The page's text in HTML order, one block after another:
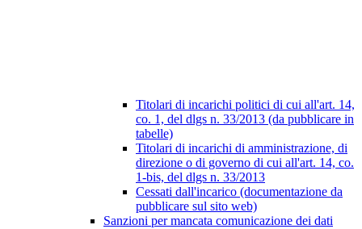
Titolari di incarichi politici di cui all'art. 14,
co. 1, del dlgs n. 33/2013 (da pubblicare in
tabelle)
Titolari di incarichi di amministrazione, di
direzione o di governo di cui all'art. 14, co.
1-bis, del dlgs n. 33/2013
Cessati dall'incarico (documentazione da
pubblicare sul sito web)
Sanzioni per mancata comunicazione dei dati